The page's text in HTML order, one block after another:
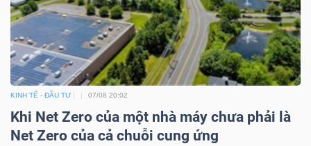
KINH TẾ - ĐẦU TƯ 07/08 20:02
Khi Net Zero của một nhà máy chưa phải là
Net Zero của cả chuỗi cung ứng